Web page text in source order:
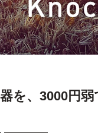
を、3000円